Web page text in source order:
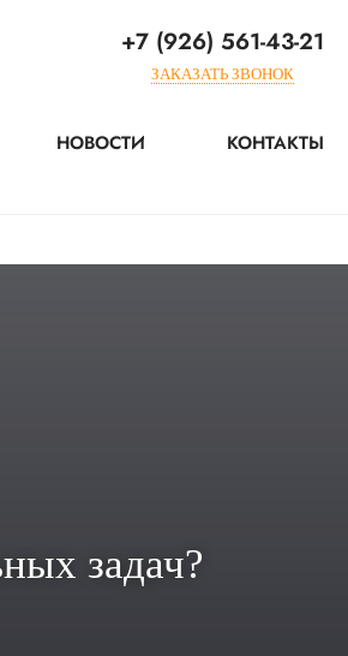
+7 (926) 561-43-21
ЗАКАЗАТЬ ЗВОНОК
НОВОСТИ КОНТАКТЫ
задач?